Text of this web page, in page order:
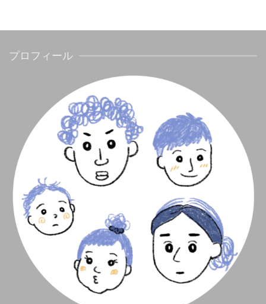
プロフィール